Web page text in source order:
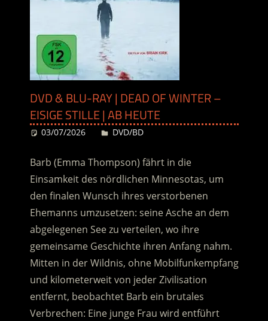
DVD & BLU-RAY | DEAD OF WINTER –
EISIGE STILLE | AB HEUTE
03/07/2026 Desiree
DVD/BD
Barb (Emma Thompson) fährt in die
Einsamkeit des nördlichen Minnesotas, um
den finalen Wunsch ihres verstorbenen
Ehemanns umzusetzen: seine Asche an dem
abgelegenen See zu verteilen, wo ihre
gemeinsame Geschichte ihren Anfang nahm.
Mitten in der Wildnis, ohne Mobilfunkempfang
und kilometerweit von jeder Zivilisation
entfernt, beobachtet Barb ein brutales
Verbrechen: Eine junge Frau wird entführt